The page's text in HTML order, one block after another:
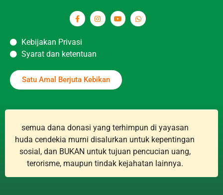
Kebijakan Privasi
Syarat dan ketentuan
Satu Amal Berjuta Kebikan
semua dana donasi yang terhimpun di yayasan
huda cendekia murni disalurkan untuk kepentingan
sosial, dan BUKAN untuk tujuan pencucian uang,
terorisme, maupun tindak kejahatan lainnya.